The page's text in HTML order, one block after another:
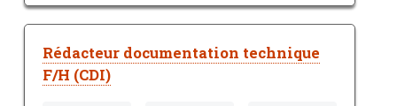
Rédacteur documentation technique
F/H (CDI)